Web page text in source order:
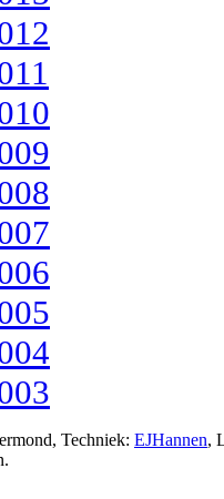
Techniek: EJHannen,